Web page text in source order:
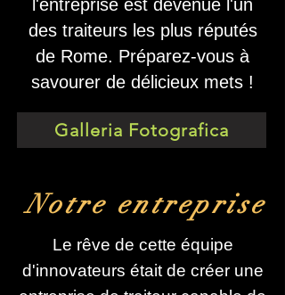
l'entreprise est devenue l'un
des traiteurs les plus réputés
de Rome. Préparez-vous à
savourer de délicieux mets !
Galleria Fotografica
Notre entreprise
Le rêve de cette équipe
d'innovateurs était de créer une